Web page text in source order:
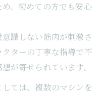
、初めての方でも安心
識しない筋肉が刺激さ
ターの丁寧な指導で不
が寄せられています。
ては、複数のマシンを